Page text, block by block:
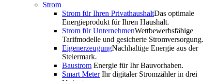
Strom
Strom für Ihren PrivathaushaltDas optimale
Energieprodukt für Ihren Haushalt.
Strom für UnternehmenWettbewerbsfähige
Tarifmodelle und gesicherte Stromversorgung.
EigenerzeugungNachhaltige Energie aus der
Steiermark.
Baustrom Energie für Ihr Bauvorhaben.
Smart MeterIhr digitaler Stromzähler in drei